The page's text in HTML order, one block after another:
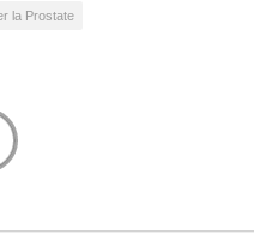
la Prostate